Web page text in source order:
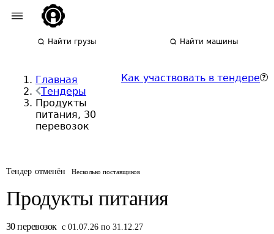
Найти грузы Найти машины
Главная
Тендеры
Продукты
питания, 30
перевозок
Как участвовать в тендере
Тендер отменён Несколько поставщиков
Продукты питания
30 перевозок с 01.07.26 по 31.12.27